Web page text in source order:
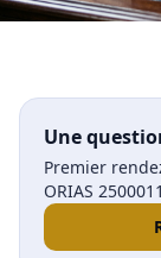
Une
Premier
ORIAS